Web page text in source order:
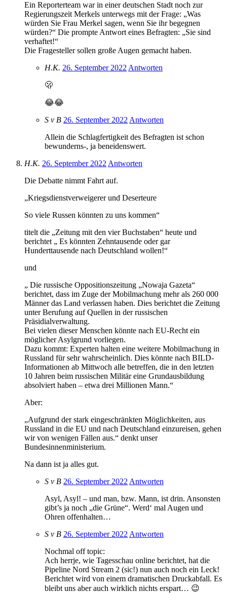
Ein Reporterteam war in einer deutschen Stadt noch zur
Regierungszeit Merkels unterwegs mit der Frage: „Was
würden Sie Frau Merkel sagen, wenn Sie ihr begegnen
würden?“ Die prompte Antwort eines Befragten: „Sie sind
verhaftet!“
Die Fragesteller sollen große Augen gemacht haben.
H.K. 26. September 2022 Antworten
🫢
😂😂
S v B 26. September 2022 Antworten
Allein die Schlagfertigkeit des Befragten ist schon
bewunderns-, ja beneidenswert.
H.K. 26. September 2022 Antworten
Die Debatte nimmt Fahrt auf.
„Kriegsdienstverweigerer und Deserteure
So viele Russen könnten zu uns kommen“
titelt die „Zeitung mit den vier Buchstaben“ heute und
berichtet „ Es könnten Zehntausende oder gar
Hunderttausende nach Deutschland wollen!“
und
„ Die russische Oppositionszeitung „Nowaja Gazeta“
berichtet, dass im Zuge der Mobilmachung mehr als 260 000
Männer das Land verlassen haben. Dies berichtet die Zeitung
unter Berufung auf Quellen in der russischen
Präsidialverwaltung.
Bei vielen dieser Menschen könnte nach EU-Recht ein
möglicher Asylgrund vorliegen.
Dazu kommt: Experten halten eine weitere Mobilmachung in
Russland für sehr wahrscheinlich. Dies könnte nach BILD-
Informationen ab Mittwoch alle betreffen, die in den letzten
10 Jahren beim russischen Militär eine Grundausbildung
absolviert haben – etwa drei Millionen Mann.“
Aber:
„Aufgrund der stark eingeschränkten Möglichkeiten, aus
Russland in die EU und nach Deutschland einzureisen, gehen
wir von wenigen Fällen aus.“ denkt unser
Bundesinnenministerium.
Na dann ist ja alles gut.
S v B 26. September 2022 Antworten
Asyl, Asyl! – und man, bzw. Mann, ist drin. Ansonsten
gibt’s ja noch „die Grüne“. Werd‘ mal Augen und
Ohren offenhalten…
S v B 26. September 2022 Antworten
Nochmal off topic:
Ach herrje, wie Tagesschau online berichtet, hat die
Pipeline Nord Stream 2 (sic!) nun auch noch ein Leck!
Berichtet wird von einem dramatischen Druckabfall. Es
bleibt uns aber auch wirklich nichts erspart… 😉